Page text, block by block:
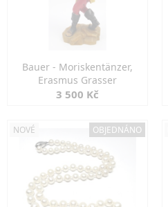
Bauer - Moriskentänzer,
Erasmus Grasser
3 500 Kč
NOVÉ OBJEDNÁNO